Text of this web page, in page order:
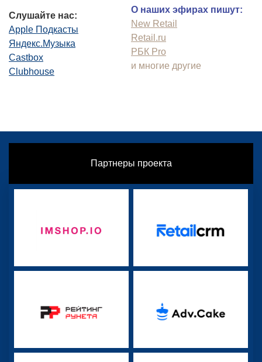
Слушайте нас:
Apple Подкасты
Яндекс.Музыка
Castbox
Clubhouse
О наших эфирах пишут:
New Retail
Retail.ru
РБК Pro
и многие другие
Партнеры проекта